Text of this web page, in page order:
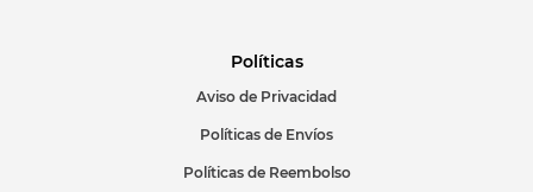
ENVIAR COMENTARIO
Políticas
Aviso de Privacidad
Políticas de Envíos
Políticas de Reembolso